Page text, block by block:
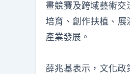
畫競賽及跨域藝術
培育、創作扶植、展
產業發展。
薛兆基表示，文化政